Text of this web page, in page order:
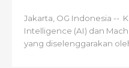
Jakarta, OG Indonesia --
Intelligence (AI) dan
yang diselenggarakan